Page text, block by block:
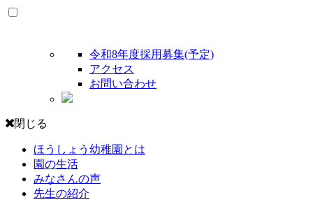
令和8年度採用募集(予定)
アクセス
お問い合わせ
閉じる
ほうしょう幼稚園とは
園の生活
みなさんの声
先生の紹介